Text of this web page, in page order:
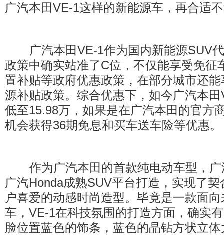
广汽本田VE-1这样的新能源车，再合适
广汽本田VE-1作为国内新能源SUV代
政策中确实站准了C位，不仅能享受免征
置补贴等政府优惠政策，在部分城市还
源补贴政策。综合优惠下，如今广汽本
低至15.98万，如果是在广汽本田的官方
机会获得36期免息和买车送车险等优惠。
作为广汽本田的首款纯电动车型，广
广汽Honda成熟SUV平台打造，实现了
户喜爱的动感时尚造型。毕竟是一款面
车，VE-1在科技氛围的打造方面，确实
脸位置蓝色的饰条，蓝色的晶钻方状立